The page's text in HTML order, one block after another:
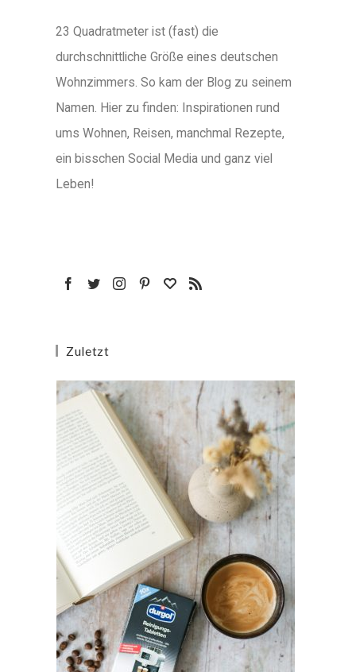
23 Quadratmeter ist (fast) die
durchschnittliche Größe eines deutschen
Wohnzimmers. So kam der Blog zu seinem
Namen. Hier zu finden: Inspirationen rund
ums Wohnen, Reisen, manchmal Rezepte,
ein bisschen Social Media und ganz viel
Leben!
Zuletzt